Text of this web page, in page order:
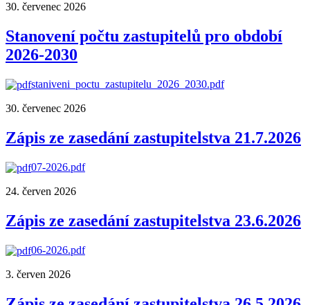
30. červenec 2026
Stanovení počtu zastupitelů pro období
2026-2030
staniveni_poctu_zastupitelu_2026_2030.pdf
30. červenec 2026
Zápis ze zasedání zastupitelstva 21.7.2026
07-2026.pdf
24. červen 2026
Zápis ze zasedání zastupitelstva 23.6.2026
06-2026.pdf
3. červen 2026